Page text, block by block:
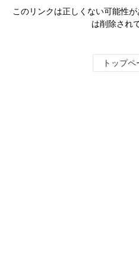
このリンクは正しくない可能性
は削除され
トップペ